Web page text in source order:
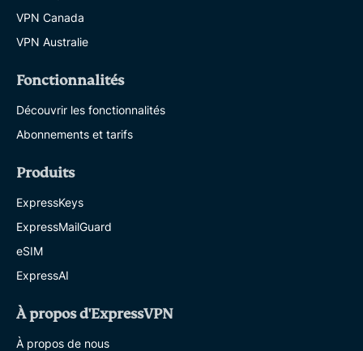
VPN Canada
VPN Australie
Fonctionnalités
Découvrir les fonctionnalités
Abonnements et tarifs
Produits
ExpressKeys
ExpressMailGuard
eSIM
ExpressAI
À propos d'ExpressVPN
À propos de nous